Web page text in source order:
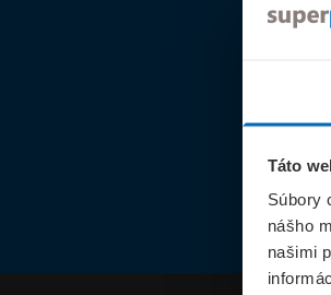
Táto
Súbory
nášho
našimi